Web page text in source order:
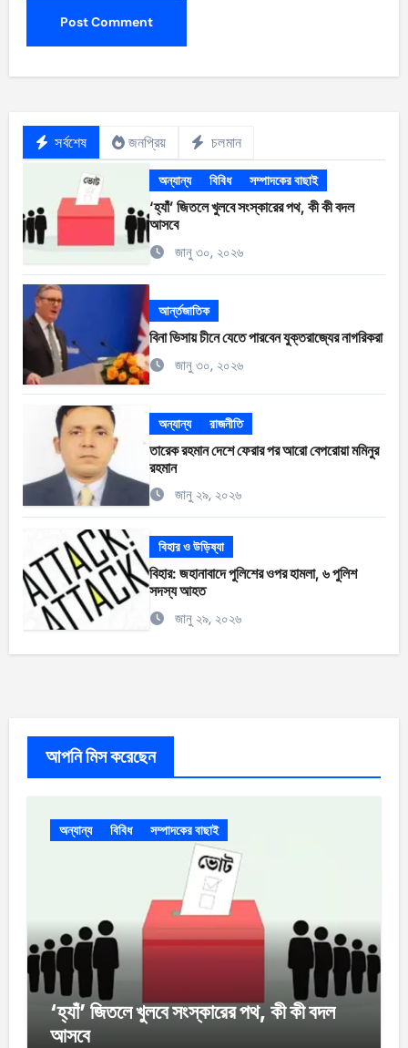
সর্বশেষ জনপ্রিয় চলমান
অন্যান্য বিবিধ সম্পাদকের বাছাই
‘হ্যাঁ’ জিতলে খুলবে সংস্কারের পথ, কী কী বদল
আসবে
জানু ৩০, ২০২৬
আর্ন্তজাতিক
বিনা ভিসায় চীনে যেতে পারবেন যুক্তরাজ্যের নাগরিকরা
জানু ৩০, ২০২৬
অন্যান্য রাজনীতি
তারেক রহমান দেশে ফেরার পর আরো বেপরোয়া মমিনুর
রহমান
জানু ২৯, ২০২৬
বিহার ও উড়িষ্যা
বিহার: জহানাবাদে পুলিশের ওপর হামলা, ৬ পুলিশ
সদস্য আহত
জানু ২৯, ২০২৬
আপনি মিস করেছেন
অন্যান্য বিবিধ সম্পাদকের বাছাই
‘হ্যাঁ’ জিতলে খুলবে সংস্কারের পথ, কী কী বদল
আসবে